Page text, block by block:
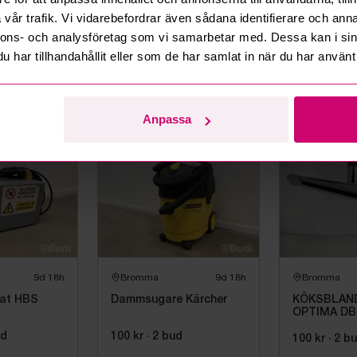
trafik. Vi vidarebefordrar även sådana identifierare och
och analysföretag som vi samarbetar med. Dessa kan i
har tillhandahållit eller som de har samlat in när du har
Anpassa
2d 22h
Limit
|
Tranås 3d 19h
Degblandare, Tripas
Vänersborg
50 kr ·1 bud
9d 18h
HBS
Bromma 9d 18h
Dammsugare Kärcher
100 kr · 2 bud
Bromma
OPTIMA
100 kr · 2